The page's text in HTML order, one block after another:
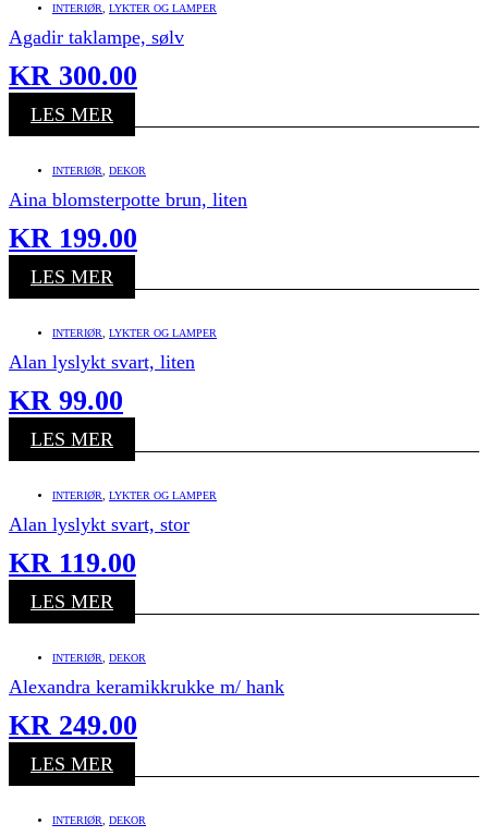
INTERIØR LYKTER OG LAMPER
Agadir taklampe, sølv
KR 300.00
LES MER
INTERIØR DEKOR
Aina blomsterpotte brun, liten
KR 199.00
LES MER
INTERIØR LYKTER OG LAMPER
Alan lyslykt svart, liten
KR 99.00
LES MER
INTERIØR LYKTER OG LAMPER
Alan lyslykt svart, stor
KR 119.00
LES MER
INTERIØR DEKOR
Alexandra keramikkrukke m/ hank
KR 249.00
LES MER
INTERIØR DEKOR